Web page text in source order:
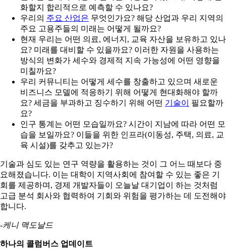
화할지 합리적으로 예측할 수 있나요?
우리의 주요 산업은 무엇인가요? 해당 산업과 우리 지역의
주요 고용주들의 미래는 어떻게 될까요?
현재 우리는 어떤 의료, 에너지, 교육 자산을 보유하고 있나
요? 미래를 대비할 수 있을까요? 이러한 자원을 사용하는
방식의 변화가 세수와 경제적 지속 가능성에 어떤 영향을
미칠까요?
우리 커뮤니티는 어떻게 세수를 창출하고 있으며 새로운
비즈니스 모델에 적응하기 위해 어떻게 현대화해야 할까
요? 세금을 부과하고 징수하기 위해 어떤 기술이
필요할까
요?
인구 통계는 어떤 모습일까요? 시간이 지남에 따라 어떤 모
습을 보일까요? 이들을 위한 인프라(이동성, 주택, 의료, 교
육 시설)를 갖추고 있는가?
기술과 심도 있는 연구 역량을 활용하는 것이 그 어느 때보다 중
요해졌습니다. 이는 대학이 지역사회에 참여할 수 있는 좋은 기
회를 제공하며, 경제 개발자들이 오늘날 대기업이 하는 것처럼
고급 분석 회사와 협력하여 기회와 위험을 평가하는 데 도전해야
합니다.
-케니 맥도날드
하나의 콜럼버스 업데이트